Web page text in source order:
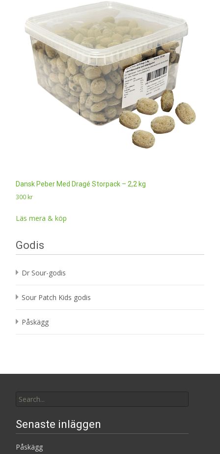
Dansk Peber Med Dragé Storpack – 2,2 kg
300 kr
Läs mera & köp
Godis
Dr Sour-godis
Sour Patch Kids godis
Påskägg
for:
Senaste inläggen
Påskägg